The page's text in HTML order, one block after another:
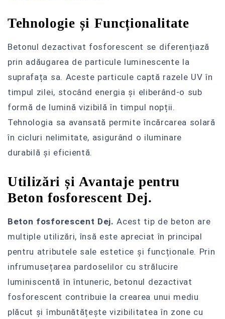
Tehnologie și Funcționalitate
Betonul dezactivat fosforescent se diferențiază
prin adăugarea de particule luminescente la
suprafața sa. Aceste particule captă razele UV în
timpul zilei, stocând energia și eliberând-o sub
formă de lumină vizibilă în timpul nopții.
Tehnologia sa avansată permite încărcarea solară
în cicluri nelimitate, asigurând o iluminare
durabilă și eficientă.
Utilizări și Avantaje pentru
Beton fosforescent Dej.
Beton fosforescent Dej. Acest tip de beton are
multiple utilizări, însă este apreciat în principal
pentru atributele sale estetice și funcționale. Prin
infrumusețarea pardoselilor cu strălucire
luminiscentă în întuneric, betonul dezactivat
fosforescent contribuie la crearea unui mediu
plăcut și îmbunătățește vizibilitatea în zone cu